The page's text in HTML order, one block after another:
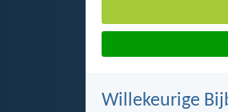
Willekeurige